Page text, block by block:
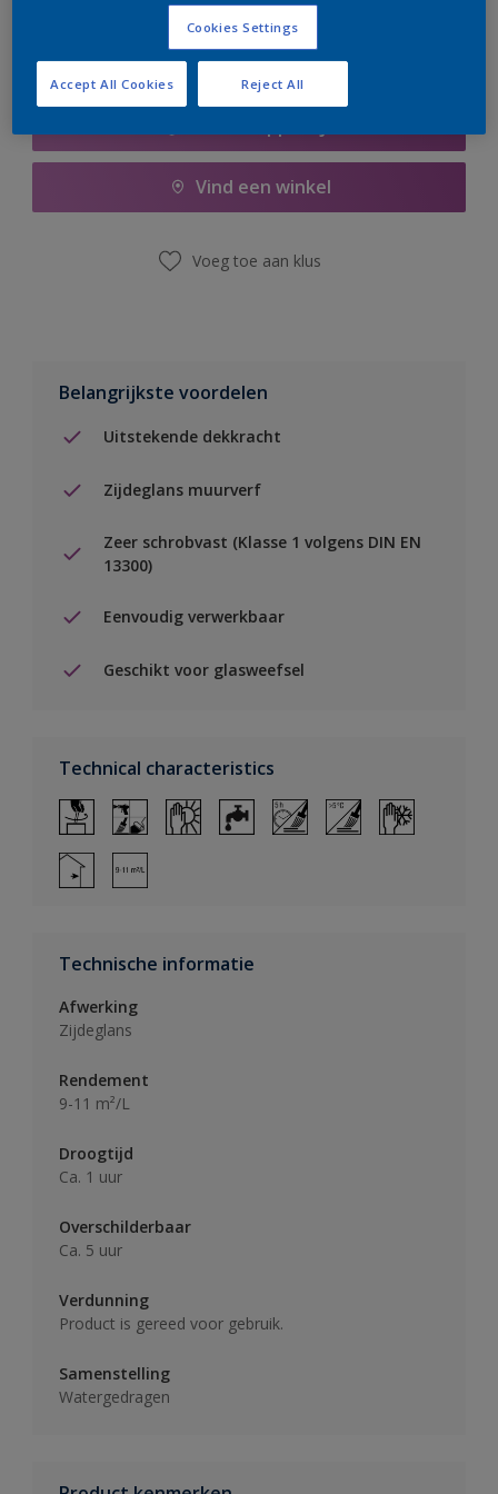
Vind een winkel
Voeg toe aan klus
Belangrijkste voordelen
Uitstekende dekkracht
Zijdeglans muurverf
Zeer schrobvast (Klasse 1 volgens DIN EN
13300)
Eenvoudig verwerkbaar
Geschikt voor glasweefsel
Technical characteristics
Technische informatie
Afwerking
Zijdeglans
Rendement
9-11 m²/L
Droogtijd
Ca. 1 uur
Overschilderbaar
Ca. 5 uur
Verdunning
Product is gereed voor gebruik.
Samenstelling
Watergedragen
Cookies Settings
Reject All
Accept All Cookies